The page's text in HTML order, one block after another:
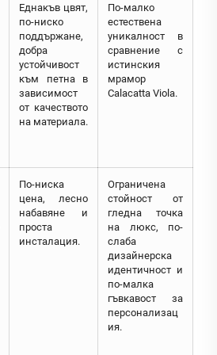
Еднакъв цвят,
по-ниско
поддържане,
добра
устойчивост
към петна в
зависимост
от качеството
на материала.
По-малко
естествена
уникалност в
сравнение с
истинския
мрамор
Calacatta Viola.
По-ниска
цена, лесно
набавяне и
проста
инсталация.
Ограничена
стойност от
гледна точка
на люкс, по-
слаба
дизайнерска
идентичност и
по-малка
гъвкавост за
персонализац
ия.